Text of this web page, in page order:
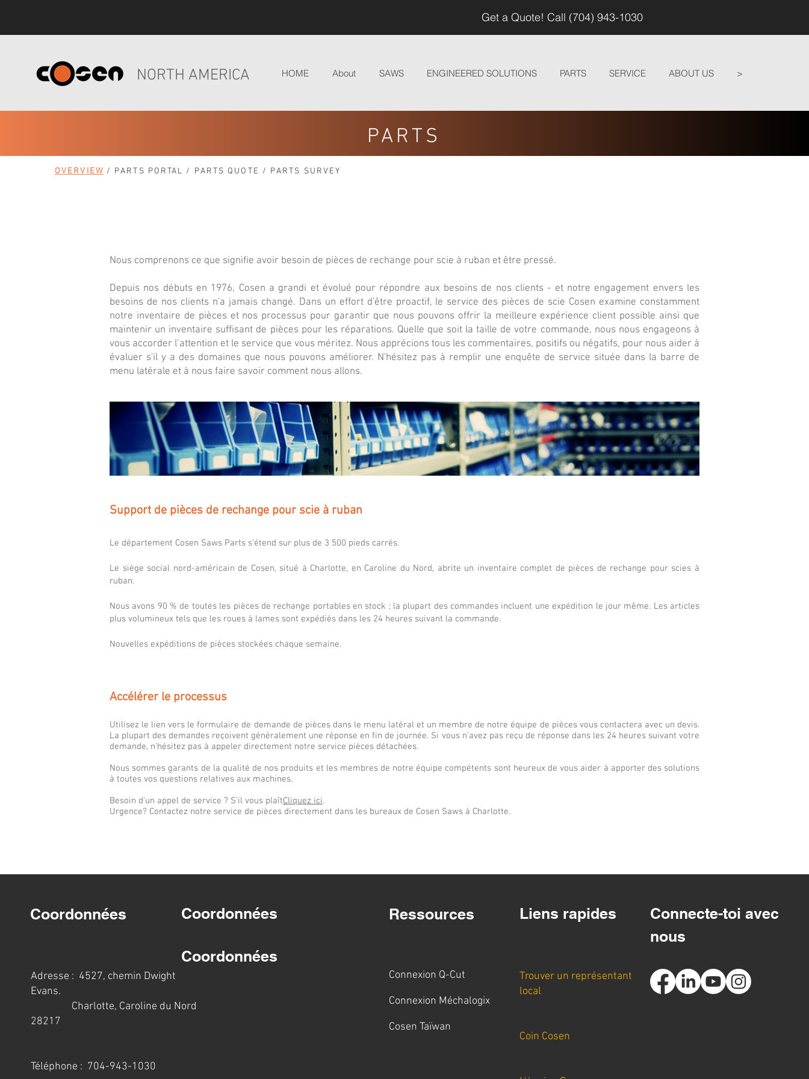
Get a Quote! Call (704) 943-1030
NORTH AMERICA HOME About SAWS ENGINEERED SOLUTIONS PARTS SERVICE ABOUT US >
OVERVIEW / PARTS PORTAL / PARTS QUOTE / PARTS SURVEY
PARTS
Nous comprenons ce que signifie avoir besoin de pièces de rechange pour scie à ruban et être pressé.
Depuis nos débuts en 1976, Cosen a grandi et évolué pour répondre aux besoins de nos clients - et notre engagement envers les
besoins de nos clients n'a jamais changé. Dans un effort d'être proactif, le service des pièces de scie Cosen examine constamment
notre inventaire de pièces et nos processus pour garantir que nous pouvons offrir la meilleure expérience client possible ainsi que
maintenir un inventaire suffisant de pièces pour les réparations. Quelle que soit la taille de votre commande, nous nous engageons à
vous accorder l’attention et le service que vous méritez. Nous apprécions tous les commentaires, positifs ou négatifs, pour nous aider à
évaluer s'il y a des domaines que nous pouvons améliorer. N'hésitez pas à remplir une enquête de service située dans la barre de
menu latérale et à nous faire savoir comment nous allons.
Support de pièces de rechange pour scie à ruban
Le département Cosen Saws Parts s’étend sur plus de 3 500 pieds carrés.
Le siège social nord-américain de Cosen, situé à Charlotte, en Caroline du Nord, abrite un inventaire complet de pièces de rechange pour scies à
ruban.
Nous avons 90 % de toutes les pièces de rechange portables en stock ; la plupart des commandes incluent une expédition le jour même. Les articles
plus volumineux tels que les roues à lames sont expédiés dans les 24 heures suivant la commande.
Nouvelles expéditions de pièces stockées chaque semaine.
Accélérer le processus
Utilisez le lien vers le formulaire de demande de pièces dans le menu latéral et un membre de notre équipe de pièces vous contactera avec un devis.
La plupart des demandes reçoivent généralement une réponse en fin de journée. Si vous n'avez pas reçu de réponse dans les 24 heures suivant votre
demande, n'hésitez pas à appeler directement notre service pièces détachées.
Nous sommes garants de la qualité de nos produits et les membres de notre équipe compétents sont heureux de vous aider à apporter des solutions
à toutes vos questions relatives aux machines.
Besoin d'un appel de service ? S'il vous plaîtCliquez ici.
Urgence? Contactez notre service de pièces directement dans les bureaux de Cosen Saws à Charlotte.
Coordonnées
Adresse : 4527, chemin Dwight
Evans.
Charlotte, Caroline du Nord
28217
Téléphone : 704-943-1030
Ressources Liens rapides
Connecte-toi avec
nous
Connexion Q-Cut
Connexion Méchalogix
Cosen Taïwan
Trouver un représentant
local
Coin Cosen
Coordonnées
Coordonnées